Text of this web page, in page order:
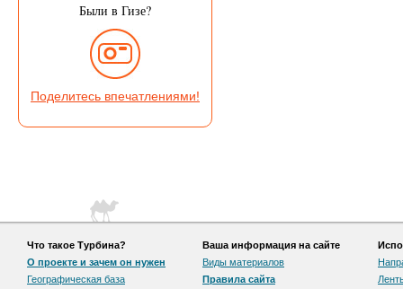
Были в Гизе?
Поделитесь впечатлениями!
Что такое Турбина?
О проекте и зачем он нужен
Географическая база
Ваша информация на сайте
Виды материалов
Правила сайта